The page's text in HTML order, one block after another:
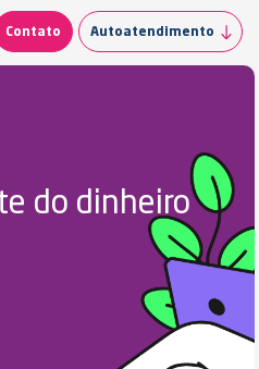
Contato Autoatendimento
do dinheiro